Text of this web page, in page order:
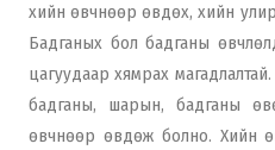
хийн өвчнөөр өвдөх, хийн
Бадганых бол бадганы
цагуудаар хямрах
бадганы, шарын, бадганы
өвчнөөр өвдөж болно. Хийн